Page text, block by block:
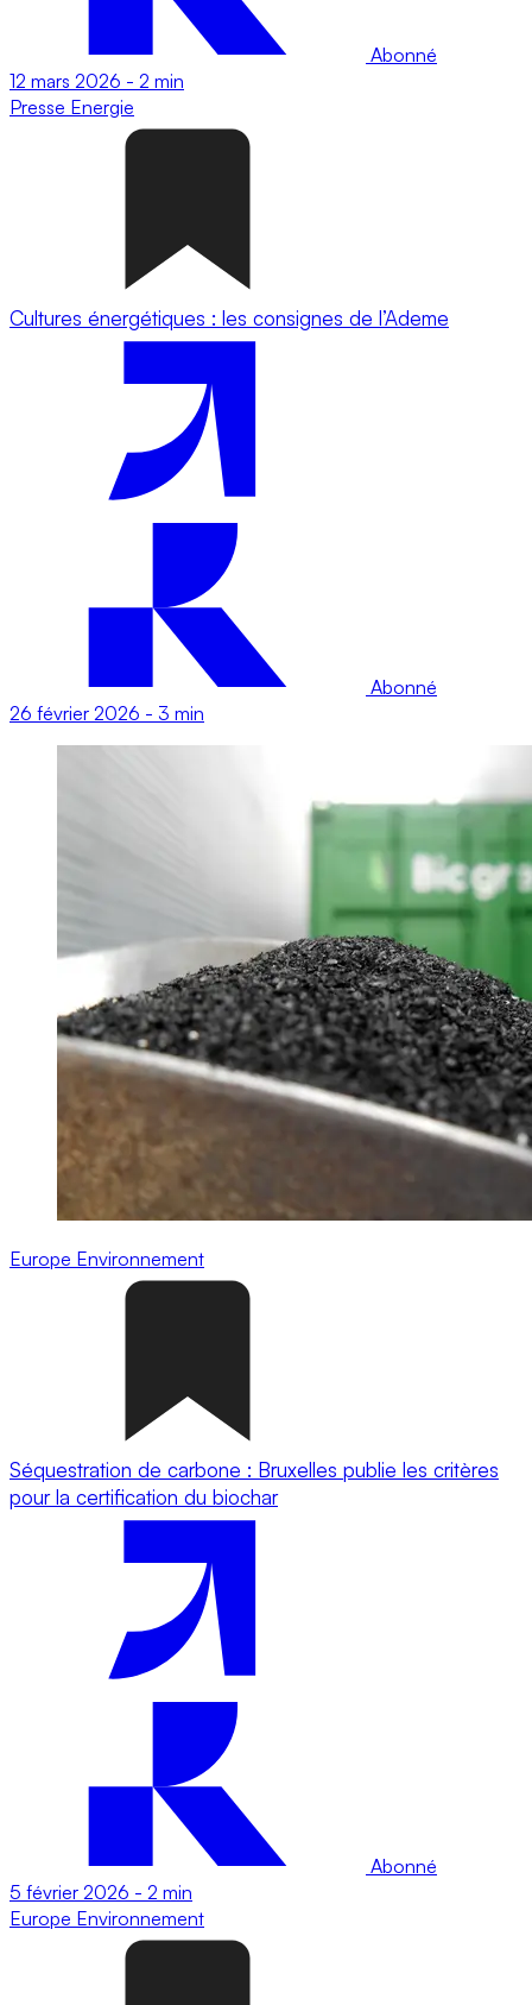
Abonné
12 mars 2026 - 2 min
Presse Energie
Cultures énergétiques : les consignes de l’Ademe
Abonné
26 février 2026 - 3 min
Europe Environnement
Séquestration de carbone : Bruxelles publie les critères
pour la certification du biochar
Abonné
5 février 2026 - 2 min
Europe Environnement